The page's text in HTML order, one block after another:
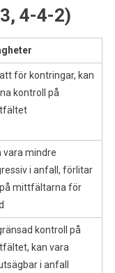
4-4-2)
för kontringar, kan
kontroll på
vara mindre
i anfall, förlitar
mittfältarna för
kontroll på
kan vara
i anfall